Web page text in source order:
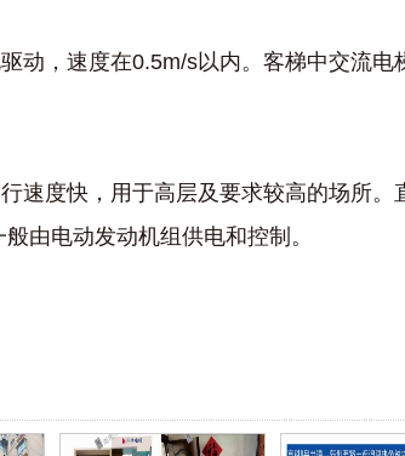
，速度在0.5m/s以内。客梯中交流电
度快，用于高层及要求较高的场所。
由电动发动机组供电和控制。